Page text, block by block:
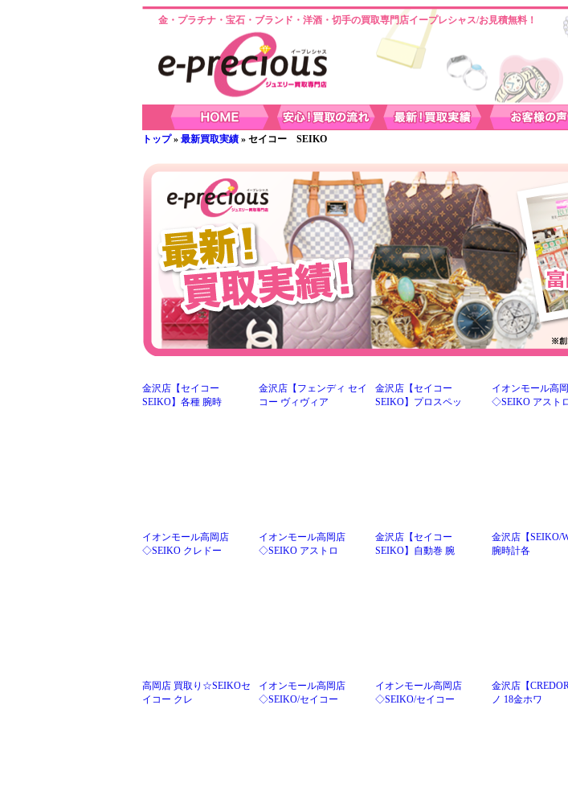
金・プラチナ・宝石・ブランド・洋酒・切手の買取専門店イープレシャス/お見積無料！
トップ» 最新買取実績 » セイコー SEIKO
金沢店【セイコー
SEIKO】各種 腕時
金沢店【フェンディ セイ
コー ヴィヴィア
金沢店【セイコー
SEIKO】プロスペッ
イオンモール高
◇SEIKO アスト
イオンモール高岡店
◇SEIKO クレドー
イオンモール高岡店
◇SEIKO アストロ
金沢店【セイコー
SEIKO】自動巻 腕
金沢店【SEIKO/
腕時計各
高岡店 買取り☆SEIKOセ
イコー クレ
イオンモール高岡店
◇SEIKO/セイコー
イオンモール高岡店
◇SEIKO/セイコー
金沢店【
ノ 18金ホワ